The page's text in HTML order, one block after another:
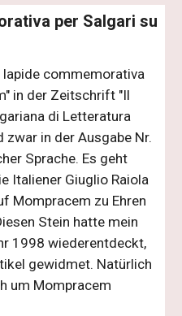
per Salgari su
commemorativa
in der Zeitschrift "Il
di Letteratura
zwar in der Ausgabe Nr.
Sprache. Es geht
Italiener Giuglio Raiola
Mompracem zu Ehren
Stein hatte mein
1998 wiederentdeckt,
gewidmet. Natürlich
um Mompracem